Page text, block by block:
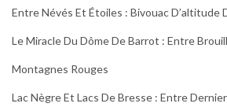
Entre Névés Et Étoiles : Bivouac D’altitude
Le Miracle Du Dôme De Barrot : Entre
Montagnes Rouges
Lac Nègre Et Lacs De Bresse : Entre